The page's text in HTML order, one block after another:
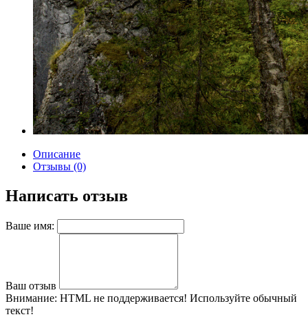
Описание
Отзывы (0)
Написать отзыв
Ваше имя:
Ваш отзыв
Внимание: HTML не поддерживается! Используйте обычный
текст!